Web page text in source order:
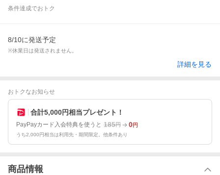
条件達成でおトク
8/10に発送予定
※休業日は発送されません。
詳細を見る
おトクなお知らせ
合計5,000円相当プレゼント！
PayPayカード入会特典を使うと 185円 0円
うち2,000円相当は利用先・期間限定。他条件あり
商品情報